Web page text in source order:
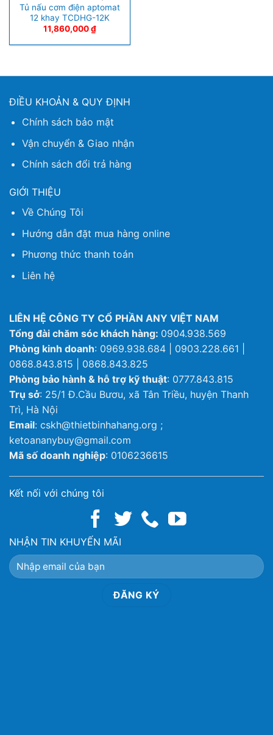
Tủ nấu cơm điện aptomat
12 khay TCDHG-12K
11,860,000₫
ĐIỀU KHOẢN & QUY ĐỊNH
Chính sách bảo mật
Vận chuyển & Giao nhận
Chính sách đổi trả hàng
GIỚI THIỆU
Về Chúng Tôi
Hướng dẫn đặt mua hàng online
Phương thức thanh toán
Liên hệ
LIÊN HỆ CÔNG TY CỔ PHẦN ANY VIỆT NAM
Tổng đài chăm sóc khách hàng: 0904.938.569
Phòng kinh doanh: 0969.938.684 | 0903.228.661 |
0868.843.815 | 0868.843.825
Phòng bảo hành & hỗ trợ kỹ thuật: 0777.843.815
Trụ sở: 25/1 Đ.Cầu Bươu, xã Tân Triều, huyện Thanh
Trì, Hà Nội
Email: cskh@thietbinhahang.org ;
ketoananybuy@gmail.com
Mã số doanh nghiệp: 0106236615
Kết nối với chúng tôi
NHẬN TIN KHUYẾN MÃI